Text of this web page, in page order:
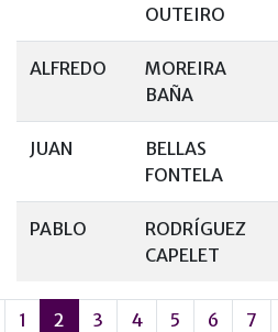
OUTEIRO
ALFREDO
MOREIRA
BAÑA
JUAN
BELLAS
FONTELA
PABLO
RODRÍGUEZ
CAPELET
1 2 3 4 5 6 7